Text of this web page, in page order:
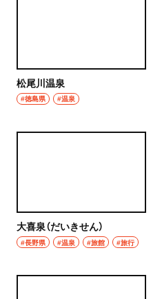
松尾川温泉
#徳島県 #温泉
大喜泉（だいきせん）
#長野県 #温泉 #旅館 #旅行